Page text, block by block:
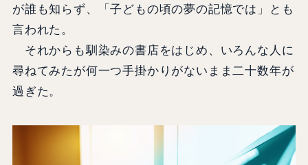
が誰も知らず、「子どもの頃の夢の記憶では」とも
言われた。
それからも馴染みの書店をはじめ、いろんな人に
尋ねてみたが何一つ手掛かりがないまま二十数年が
過ぎた。